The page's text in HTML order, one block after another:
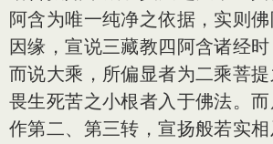
阿含为唯一纯净之依据，实则
因缘，宣说三藏教四阿含诸经
而说大乘，所偏显者为二乘菩
畏生死苦之小根者入于佛法。
作第二、第三转，宣扬般若实